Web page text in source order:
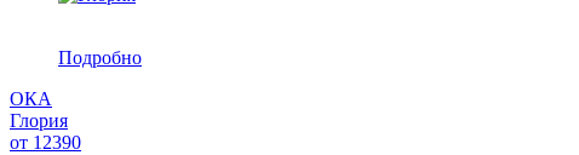
Подробно
ОКА
Глория
от 12390